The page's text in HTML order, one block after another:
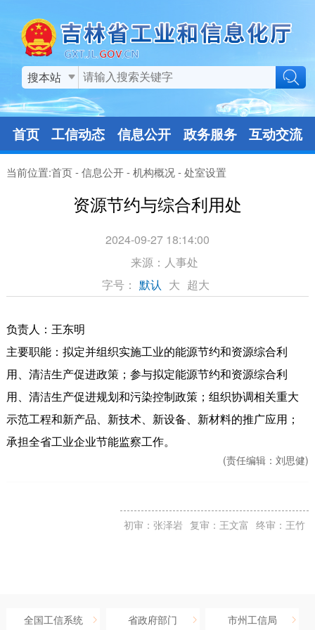
搜本站
首页 工信动态 信息公开 政务服务 互动交流
当前位置:首页-信息公开-机构概况-处室设置
资源节约与综合利用处
2024-09-27 18:14:00
来源： 人事处
字号： 默认 大 超大
负责人：王东明
主要职能：拟定并组织实施工业的能源节约和资源综合利
用、清洁生产促进政策；参与拟定能源节约和资源综合利
用、清洁生产促进规划和污染控制政策；组织协调相关重大
示范工程和新产品、新技术、新设备、新材料的推广应用；
承担全省工业企业节能监察工作。
(责任编辑：刘思健)
初审：张泽岩 复审：王文富 终审：王竹
全国工信系统 省政府部门 市州工信局